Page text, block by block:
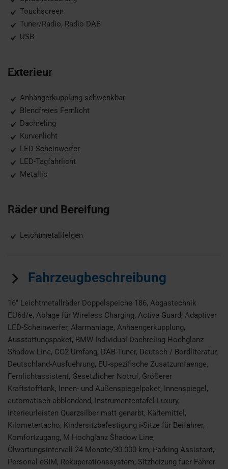
Touchscreen
Tuner/Radio, Radio DAB
USB
Exterieur
Anhängerkupplung schwenkbar
Blendfreies Fernlicht
Dachreling
Kurvenlicht
LED-Scheinwerfer
LED-Tagfahrlicht
Metallic
Räder und Bereifung
Leichtmetallfelgen
Fahrzeugbeschreibung
16'' Leichtmetallräder Doppelspeiche 186, Abgastechnik
EU6d/e, Ablage für Wireless Charging, Active Guard, Adaptiver
LED-Scheinwerfer, Alarmanlage, Anhaengerkupplung,
Ausstattungspaket, BMW Individual Dachreling Hochglanz
Shadow Line, CO2 Umfang, DAB-Tuner, Deutsch / Bordliteratur,
Deutschland-Ausfuehrung, EU-spezifische Zusatzumfaenge,
Fernlichtassistent, Gesetzlicher Notruf, Größerer
Kraftstofftank, Innen- und Außenspiegelpaket, Innenspiegel,
automatisch abblendend, Instrumententafel Luxury,
Interieurleisten Quarzsilber matt genarbt, Kältemittel,
Kilometertacho, Kindersitzbefestigung i-Sitze für Beifahrer,
Komfortzugang, M Hochglanz Shadow Line,
Ölwartungsintervall 24 Monate/30.000 km, Parking Assistant,
Personal eSIM, Rekuperationssystem, Sitzheizung fuer Fahrer